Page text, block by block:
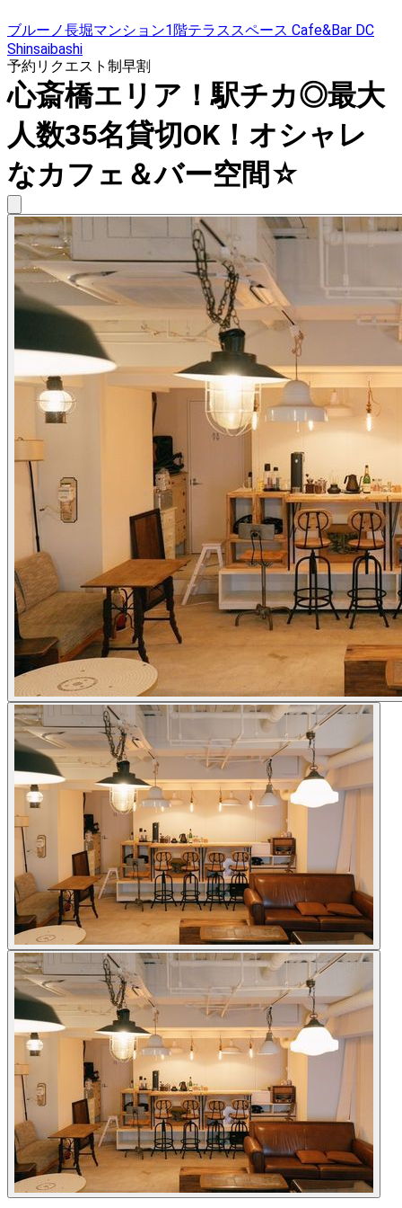
ブルーノ長堀マンション1階テラススペース Cafe&Bar DC
Shinsaibashi
予約リクエスト制早割
心斎橋エリア！駅チカ◎最大
人数35名貸切OK！オシャレ
なカフェ＆バー空間☆